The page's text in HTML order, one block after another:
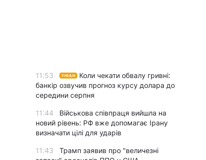
11:53 УНІАН
Коли чекати обвалу гривні:
банкір озвучив прогноз курсу долара до
середини серпня
11:44
Військова співпраця вийшла на
новий рівень: РФ вже допомагає Ірану
визначати цілі для ударів
11:43
Трамп заявив про "величезні